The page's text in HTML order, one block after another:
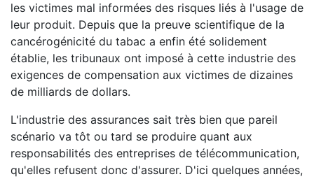
les victimes mal informées des risques liés à l'usage de
leur produit. Depuis que la preuve scientifique de la
cancérogénicité du tabac a enfin été solidement
établie, les tribunaux ont imposé à cette industrie des
exigences de compensation aux victimes de dizaines
de milliards de dollars.
L'industrie des assurances sait très bien que pareil
scénario va tôt ou tard se produire quant aux
responsabilités des entreprises de télécommunication,
qu'elles refusent donc d'assurer. D'ici quelques années,